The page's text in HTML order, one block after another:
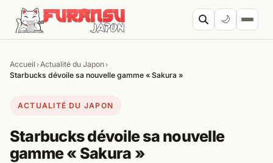
Aller au contenu
🌙
Accueil ›Actualité du Japon›
Starbucks dévoile sa nouvelle gamme « Sakura »
ACTUALITÉ DU JAPON
Starbucks dévoile sa nouvelle
gamme « Sakura »